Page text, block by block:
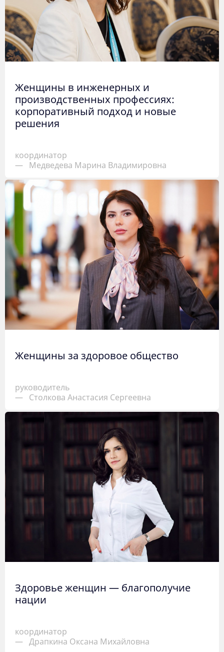
Женщины в инженерных и
производственных профессиях:
корпоративный подход и новые
решения
координатор
—
Медведева Марина Владимировна
Женщины за здоровое общество
руководитель
—
Столкова Анастасия Сергеевна
Здоровье женщин — благополучие
нации
координатор
— Драпкина Оксана Михайловна